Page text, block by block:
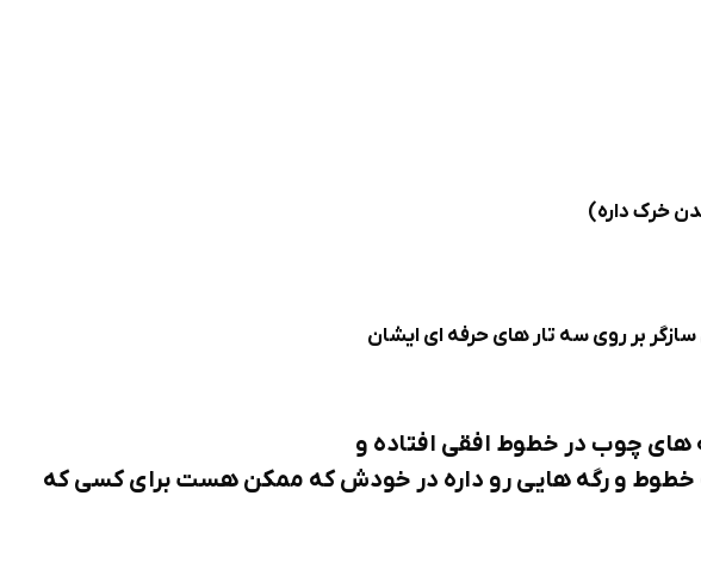
خرک داره)
بر روی سه تار های حرفه ای ایشان
چوب در خطوط افقی افتاده و
و رگه هایی رو داره در خودش که ممکن هست برای کسی که